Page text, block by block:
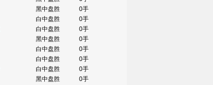
黑中盘胜
0手
白中盘胜
0手
白中盘胜
0手
黑中盘胜
0手
白中盘胜
0手
白中盘胜
0手
白中盘胜
0手
黑中盘胜
0手